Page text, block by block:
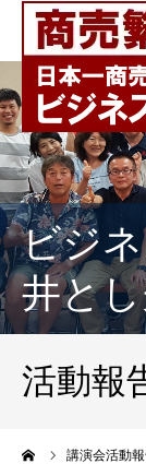
ビジ
井と
活動報
講演会活動